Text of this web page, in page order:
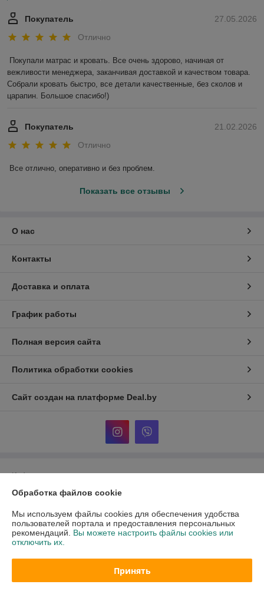
27.05.2026
Покупатель
Отлично
Покупали матрас и кровать. Все очень здорово, начиная от
вежливости менеджера, заканчивая доставкой и качеством товара.
Собрали кровать быстро, все детали качественные, без сколов и
царапин. Большое спасибо!)
21.02.2026
Покупатель
Отлично
Все отлично, оперативно и без проблем.
Показать все отзывы
О нас
Контакты
Доставка и оплата
График работы
Полная версия сайта
Политика обработки cookies
Сайт создан на платформе Deal.by
Информация для покупателя
Юридическое лицо:ООО «Комната детям»
помещение 5, каб. 4А
Регистрационный номер ЕГР: 193864433
Регистрационный орган: Минский горисполком
Обработка файлов cookie
Мы используем файлы cookies для обеспечения удобства
пользователей портала и предоставления персональных
рекомендаций. Вы можете настроить файлы cookies или
отключить их.
Принять